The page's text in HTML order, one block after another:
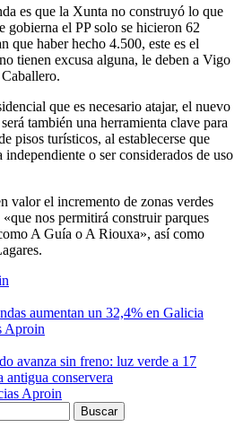
es que la Xunta no construyó lo que
gobierna el PP solo se hicieron 62
que haber hecho 4.500, este es el
tienen excusa alguna, le deben a Vigo
que es necesario atajar, el nuevo
también una herramienta clave para
pisos turísticos, al establecerse que
independiente o ser considerados de uso
valor el incremento de zonas verdes
nos permitirá construir parques
A Guía o A Riouxa», así como
aumentan un 32,4% en Galicia
Aproin
avanza sin freno: luz verde a 17
antigua conservera
Aproin